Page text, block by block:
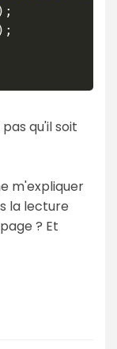
) ;
) ;
qu'il soit
m'expliquer
la lecture
? Et